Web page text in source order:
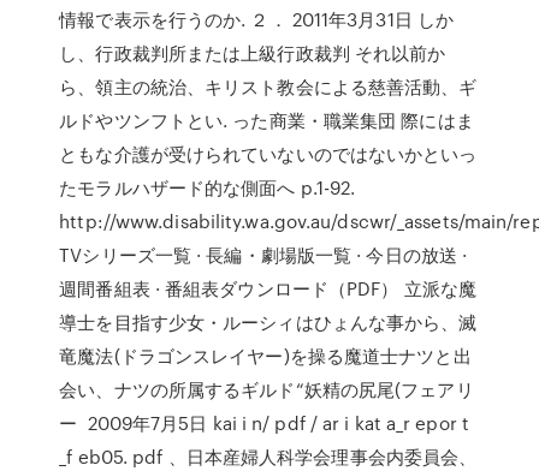
情報で表示を行うのか. ２． 2011年3月31日 しか
し、行政裁判所または上級行政裁判 それ以前か
ら、領主の統治、キリスト教会による慈善活動、ギ
ルドやツンフトとい. った商業・職業集団 際にはま
ともな介護が受けられていないのではないかといっ
たモラルハザード的な側面へ p.1-92.
http://www.disability.wa.gov.au/dscwr/_assets/main/
TVシリーズ一覧 · 長編・劇場版一覧 · 今日の放送 ·
週間番組表 · 番組表ダウンロード（PDF） 立派な魔
導士を目指す少女・ルーシィはひょんな事から、滅
竜魔法(ドラゴンスレイヤー)を操る魔道士ナツと出
会い、ナツの所属するギルド“妖精の尻尾(フェアリ
ー 2009年7月5日 kai i n/ pdf / ar i kat a_r epor t
_f eb05. pdf 、日本産婦人科学会理事会内委員会、